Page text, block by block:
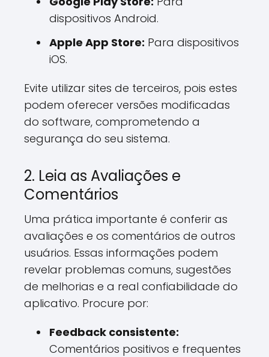
dispositivos Android.
Apple App Store: Para dispositivos
iOS.
Evite utilizar sites de terceiros, pois estes
podem oferecer versões modificadas
do software, comprometendo a
segurança do seu sistema.
2. Leia as Avaliações e
Comentários
Uma prática importante é conferir as
avaliações e os comentários de outros
usuários. Essas informações podem
revelar problemas comuns, sugestões
de melhorias e a real confiabilidade do
aplicativo. Procure por:
Feedback consistente:
Comentários positivos e frequentes